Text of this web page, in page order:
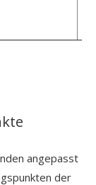
angepasst
der